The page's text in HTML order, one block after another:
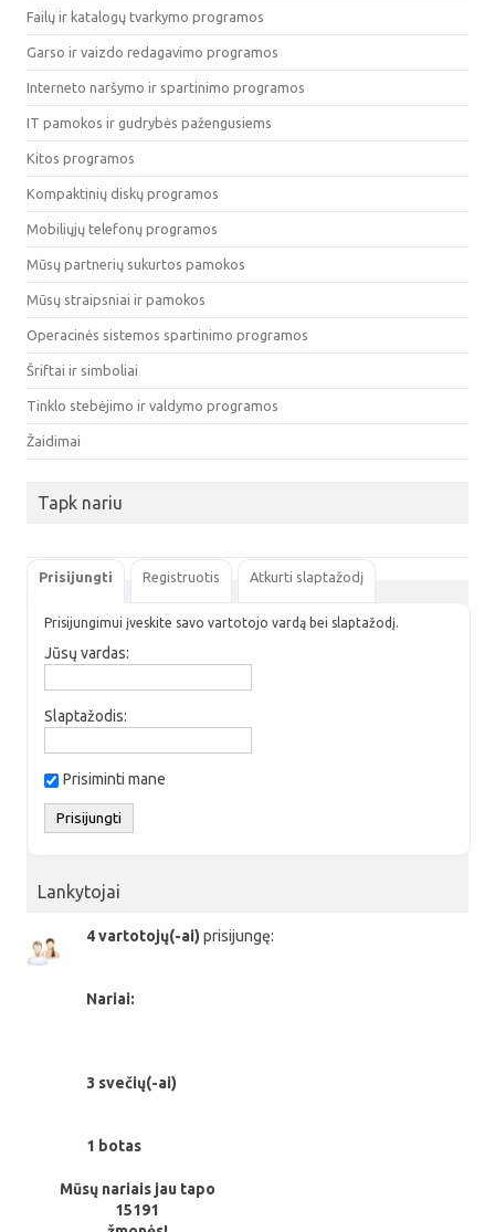
Failų ir katalogų tvarkymo programos
Garso ir vaizdo redagavimo programos
Interneto naršymo ir spartinimo programos
IT pamokos ir gudrybės pažengusiems
Kitos programos
Kompaktinių diskų programos
Mobiliųjų telefonų programos
Mūsų partnerių sukurtos pamokos
Mūsų straipsniai ir pamokos
Operacinės sistemos spartinimo programos
Šriftai ir simboliai
Tinklo stebėjimo ir valdymo programos
Žaidimai
Tapk nariu
Prisijungti Registruotis Atkurti slaptažodį
Prisijungimui įveskite savo vartotojo vardą bei slaptažodį.
Jūsų vardas:
Slaptažodis:
Prisiminti mane
Lankytojai
4 vartotojų(-ai) prisijungę:
Nariai:
3 svečių(-ai)
1 botas
Mūsų nariais jau tapo
15191